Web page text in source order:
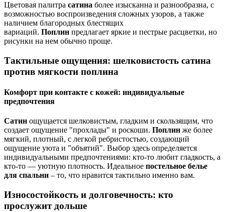
Цветовая палитра сатина более изысканна и разнообразна, с
возможностью воспроизведения сложных узоров, а также
наличием благородных блестящих
вариаций. Поплин предлагает яркие и пестрые расцветки, но
рисунки на нем обычно проще.
Тактильные ощущения: шелковистость сатина
против мягкости поплина
Комфорт при контакте с кожей: индивидуальные
предпочтения
Сатин ощущается шелковистым, гладким и скользящим, что
создает ощущение "прохлады" и роскоши. Поплин же более
мягкий, плотный, с легкой ребристостью, создающий
ощущение уюта и "объятий". Выбор здесь определяется
индивидуальными предпочтениями: кто-то любит гладкость, а
кто-то — уютную плотность. Идеальное постельное белье
для спальни – то, что нравится тактильно именно вам.
Износостойкость и долговечность: кто
прослужит дольше